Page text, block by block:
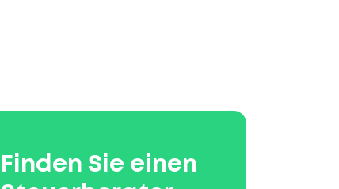
Finden Sie einen